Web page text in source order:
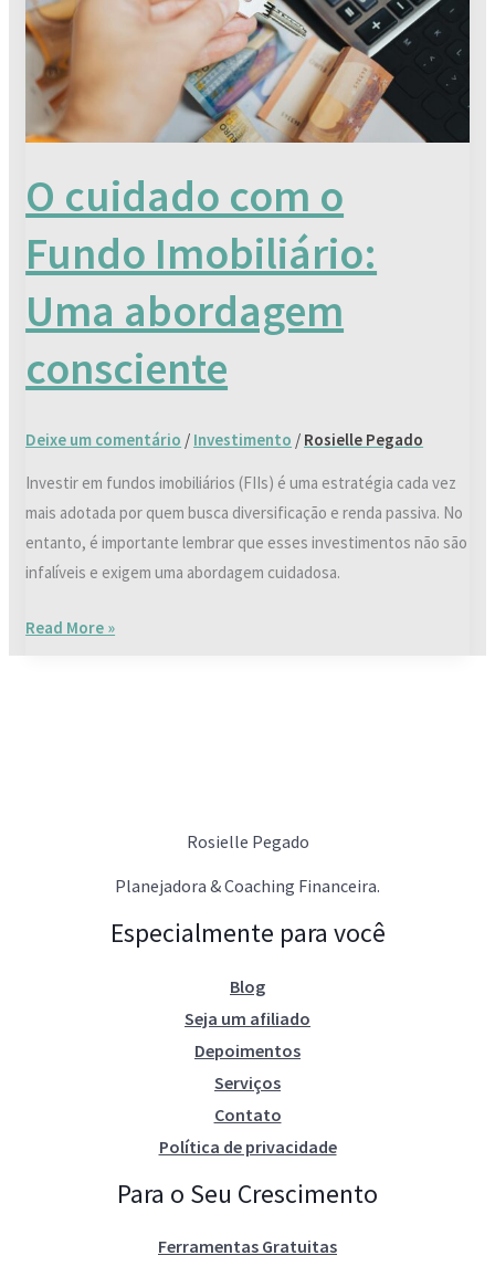
O cuidado com o
Fundo Imobiliário:
Uma abordagem
consciente
Deixe um comentário / Investimento / Rosielle Pegado
Investir em fundos imobiliários (FIIs) é uma estratégia cada vez
mais adotada por quem busca diversificação e renda passiva. No
entanto, é importante lembrar que esses investimentos não são
infalíveis e exigem uma abordagem cuidadosa.
Imobiliário:
Uma
abordagem
consciente
Read More »
Rosielle Pegado
Planejadora & Coaching Financeira.
Especialmente para você
Blog
Seja um afiliado
Depoimentos
Serviços
Contato
Política de privacidade
Para o Seu Crescimento
Ferramentas Gratuitas